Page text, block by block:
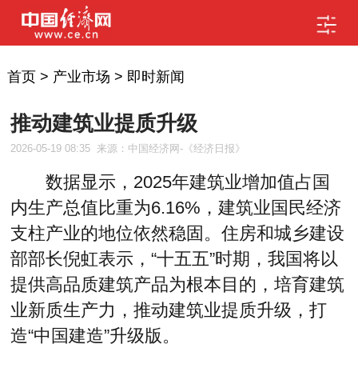
首页> 产业市场 > 即时新闻
推动建筑业提质升级
2026-05-19 08:35 来源：中国经济网-《经济日报》
数据显示，2025年建筑业增加值占国
内生产总值比重为6.16%，建筑业国民经济
支柱产业的地位依然稳固。住房和城乡建设
部部长倪虹表示，“十五五”时期，我国将以
提供高品质建筑产品为根本目的，培育建筑
业新质生产力，推动建筑业提质升级，打
造“中国建造”升级版。